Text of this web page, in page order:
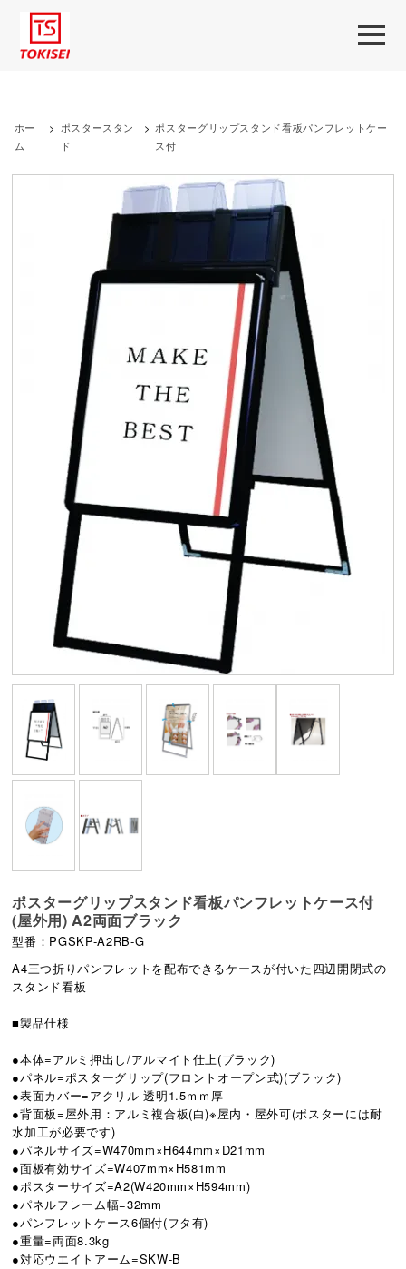
ホー
ム
> ポスタースタン
ド
> ポスターグリップスタンド看板パンフレットケー
ス付
ポスターグリップスタンド看板パンフレットケース付
(屋外用) A2両面ブラック
型番：PGSKP-A2RB-G
A4三つ折りパンフレットを配布できるケースが付いた四辺開閉式の
スタンド看板
■製品仕様
●本体=アルミ押出し/アルマイト仕上(ブラック)
●パネル=ポスターグリップ(フロントオープン式)(ブラック)
●表面カバー=アクリル 透明1.5ｍｍ厚
●背面板=屋外用：アルミ複合板(白)※屋内・屋外可(ポスターには耐
水加工が必要です)
●パネルサイズ=W470mm×H644mm×D21mm
●面板有効サイズ=W407mm×H581mm
●ポスターサイズ=A2(W420mm×H594mm)
●パネルフレーム幅=32mm
●パンフレットケース6個付(フタ有)
●重量=両面8.3kg
●対応ウエイトアーム=SKW-B